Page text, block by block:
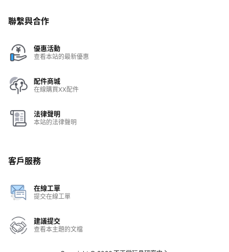
聯繫與合作
優惠活動
查看本站的最新優惠
配件商城
在線購買XX配件
法律聲明
本站的法律聲明
客戶服務
在線工單
提交在線工單
建議提交
查看本主題的文檔